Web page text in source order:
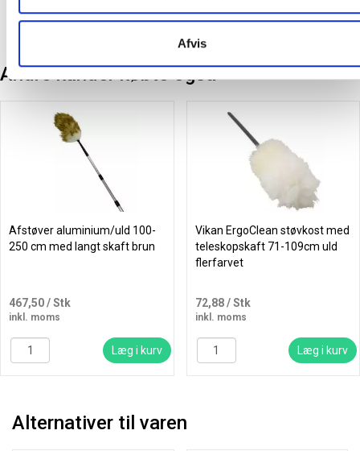
Afvis
Andre kunder købte også
Afstøver aluminium/uld 100-
250 cm med langt skaft brun
467,50/ Stk
inkl. moms
Læg i kurv
Vikan ErgoClean støvkost med
teleskopskaft 71-109cm uld
flerfarvet
72,88/ Stk
inkl. moms
Læg i kurv
Alternativer til varen